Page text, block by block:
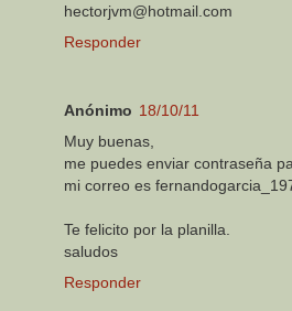
hectorjvm@hotmail.com
Responder
Anónimo 18/10/11
Muy buenas,
me puedes enviar contraseña
mi correo es
Te felicito por la planilla.
saludos
Responder